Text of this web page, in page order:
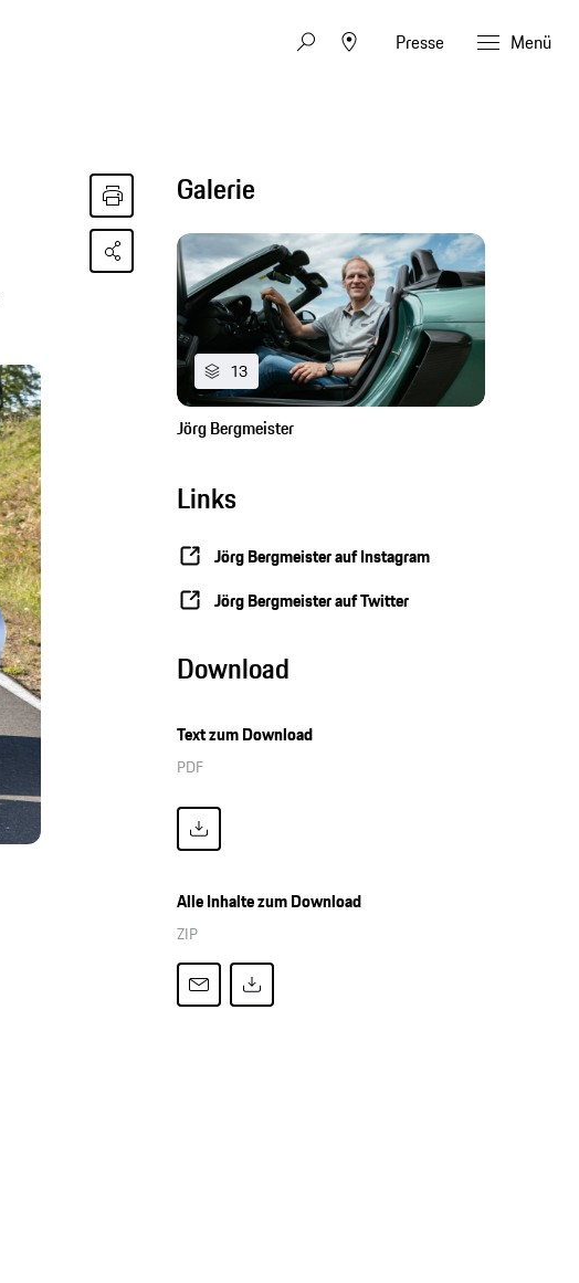
Presse Menü
Galerie
13
Jörg Bergmeister
Links
Jörg Bergmeister auf Instagram
Jörg Bergmeister auf Twitter
Download
Text zum Download
PDF
Alle Inhalte zum Download
ZIP